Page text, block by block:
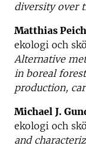
diversity over
Matthias
ekologi och
Alternative
in boreal
production,
Michael J.
ekologi och
and